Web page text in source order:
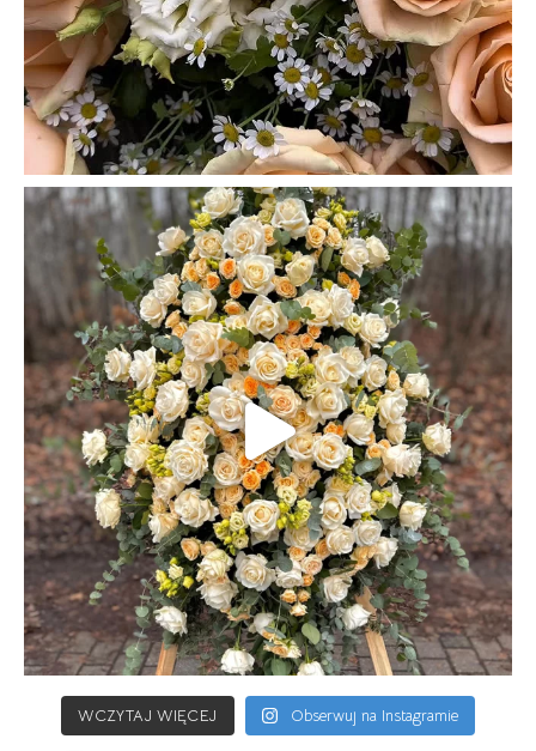
WCZYTAJ WIĘCEJ Obserwuj na Instagramie